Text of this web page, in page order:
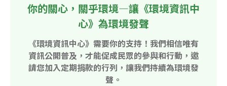
你的關心，關乎環境—讓《環境資訊中
心》為環境發聲
《環境資訊中心》需要你的支持！我們相信唯有
資訊公開普及，才能促成民眾的參與和行動，邀
請您加入定期捐款的行列，讓我們持續為環境發
聲。